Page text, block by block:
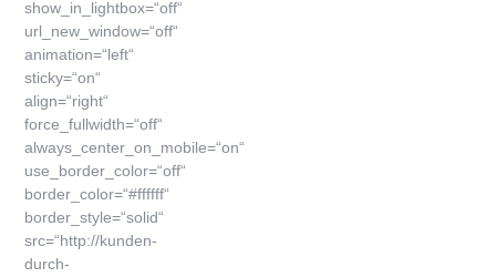
show_in_lightbox=“off“
url_new_window=“off“
animation=“left“
sticky=“on“
align=“right“
force_fullwidth=“off“
always_center_on_mobile=“on“
use_border_color=“off“
border_color=“#ffffff“
border_style=“solid“
src=“http://kunden-
durch-